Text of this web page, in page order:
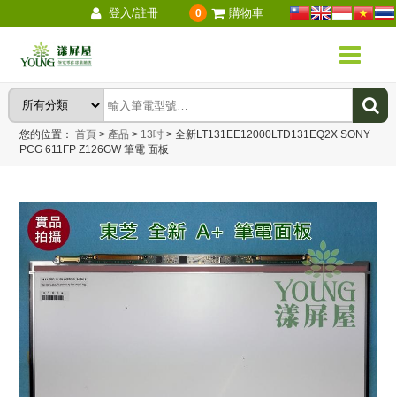
登入/註冊 0 購物車
您的位置：首頁 > 產品 > 13吋 > 全新LT131EE12000LTD131EQ2X SONY
PCG 611FP Z126GW 筆電 面板